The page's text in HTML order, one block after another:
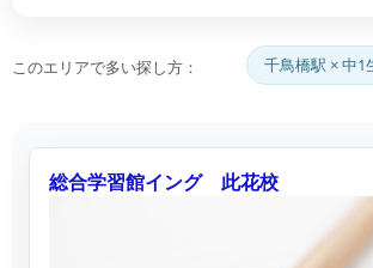
このエリアで多い探し方： 千鳥橋駅 × 中1
総合学習館イング 此花校